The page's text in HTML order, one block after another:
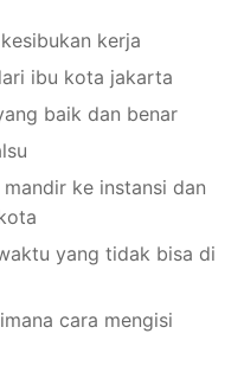
kerja
ibu kota jakarta
baik dan benar
ke instansi dan
yang tidak bisa di
cara mengisi